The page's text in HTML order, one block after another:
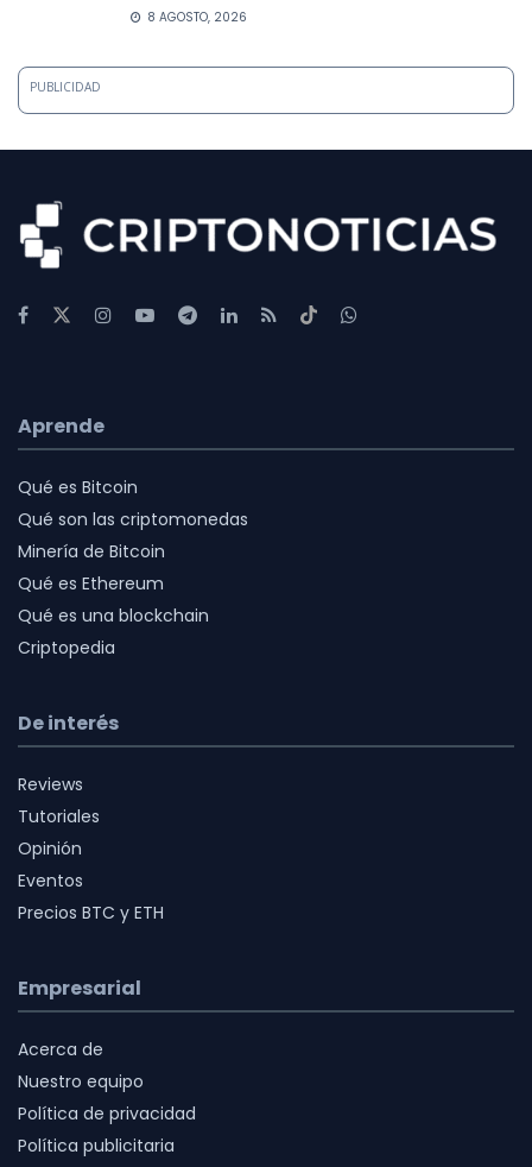
8 AGOSTO, 2026
PUBLICIDAD
Aprende
Qué es Bitcoin
Qué son las criptomonedas
Minería de Bitcoin
Qué es Ethereum
Qué es una blockchain
Criptopedia
De interés
Reviews
Tutoriales
Opinión
Eventos
Precios BTC y ETH
Empresarial
Acerca de
Nuestro equipo
Política de privacidad
Política publicitaria